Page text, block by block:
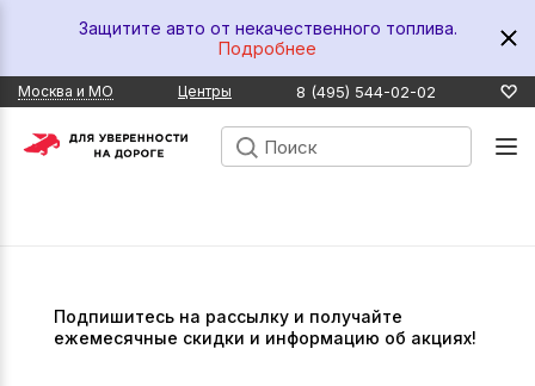
Защитите авто от некачественного топлива.
Подробнее
Москва и МО Центры 8 (495) 544-02-02
Подпишитесь на рассылку и получайте
ежемесячные скидки и информацию об акциях!